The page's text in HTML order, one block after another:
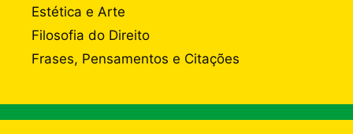
Estética e Arte
Filosofia do Direito
Frases, Pensamentos e Citações